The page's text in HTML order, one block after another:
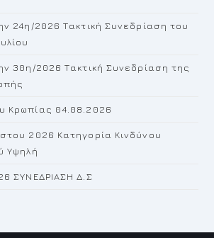
24η/2026 Τακτική Συνεδρίαση του
30η/2026 Τακτική Συνεδρίαση της
Κρωπίας 04.08.2026
2026 Κατηγορία Κινδύνου
Υψηλή
ΣΥΝΕΔΡΙΑΣΗ Δ.Σ